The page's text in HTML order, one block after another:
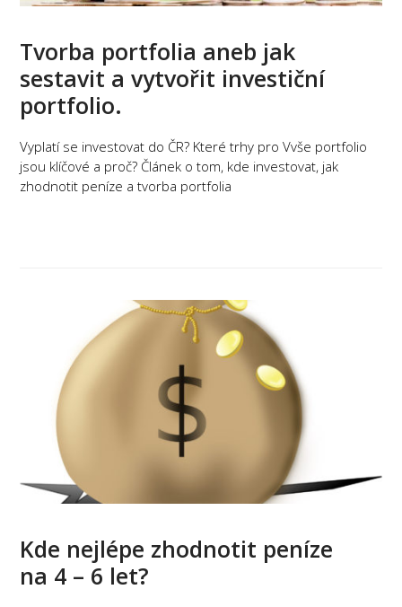
Tvorba portfolia aneb jak
sestavit a vytvořit investiční
portfolio.
Vyplatí se investovat do ČR? Které trhy pro Vvše portfolio
jsou klíčové a proč? Článek o tom, kde investovat, jak
zhodnotit peníze a tvorba portfolia
Kde nejlépe zhodnotit peníze
na 4 – 6 let?